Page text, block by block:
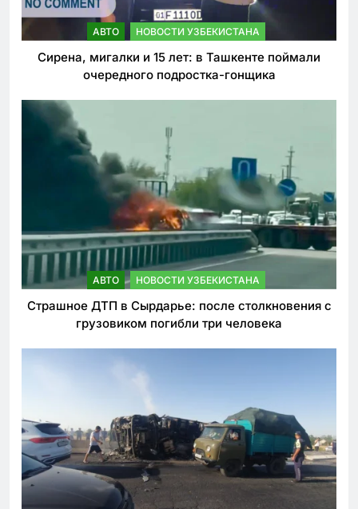
АВТО НОВОСТИ УЗБЕКИСТАНА
Сирена, мигалки и 15 лет: в Ташкенте поймали
очередного подростка-гонщика
АВТО НОВОСТИ УЗБЕКИСТАНА
Страшное ДТП в Сырдарье: после столкновения с
грузовиком погибли три человека